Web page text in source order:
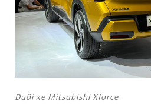
Đuôi xe Mitsubishi Xforce